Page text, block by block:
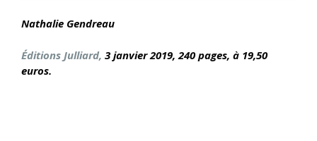
Nathalie Gendreau
Éditions Julliard, 3 janvier2019, 240 pages, à 19,50
euros.